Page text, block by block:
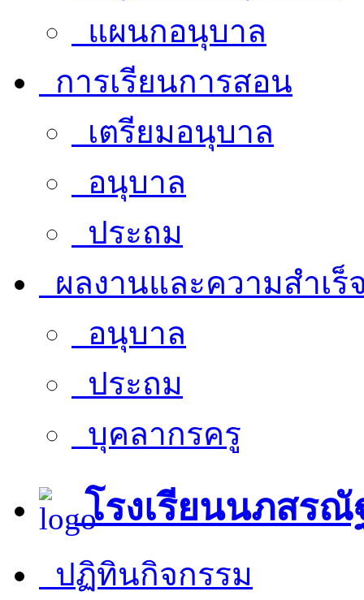
แผนกอนุบาล
การเรียนการสอน
เตรียมอนุบาล
อนุบาล
ประถม
ผลงานและความสำเร็
อนุบาล
ประถม
บุคลากรครู
โรงเรียนนภสร
ปฏิทินกิจกรรม